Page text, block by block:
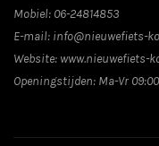
Mobiel: 06-24814853
E-mail: info@nieuwefiets-
Website: www.nieuwefiets-
Openingstijden: Ma-Vr